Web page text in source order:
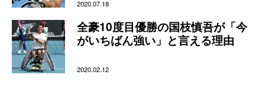
2020.07.18
全豪10度目優勝の国枝慎吾が「今
がいちばん強い」と言える理由
2020.02.12